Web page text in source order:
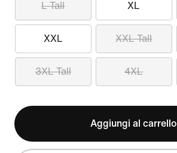
L Tall XL
XXL XXL Tall
3XL Tall 4XL
Aggiungi al carrello